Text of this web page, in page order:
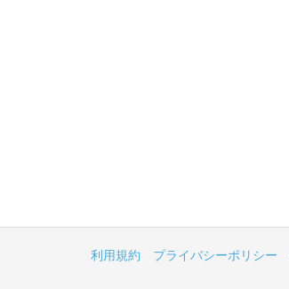
利用規約 プライバシーポリシー